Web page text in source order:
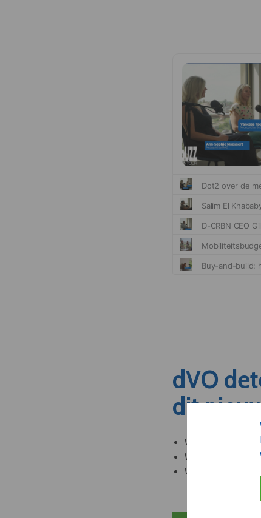
dVO
dit
Welke
Welke bedrijven
Welke partners